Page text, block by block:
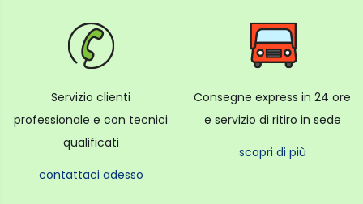
Servizio clienti
professionale e con tecnici
qualificati
contattaci adesso
Consegne express in 24 ore
e servizio di ritiro in sede
scopri di più